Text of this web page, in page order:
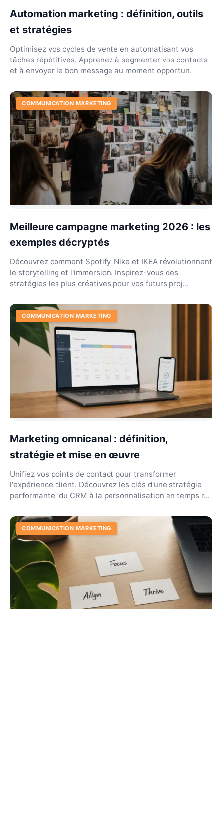
Automation marketing : définition, outils
et stratégies
Optimisez vos cycles de vente en automatisant vos
tâches répétitives. Apprenez à segmenter vos contacts
et à envoyer le bon message au moment opportun.
COMMUNICATION MARKETING
Meilleure campagne marketing 2026 : les
exemples décryptés
Découvrez comment Spotify, Nike et IKEA révolutionnent
le storytelling et l'immersion. Inspirez-vous des
stratégies les plus créatives pour vos futurs proj...
COMMUNICATION MARKETING
Marketing omnicanal : définition,
stratégie et mise en œuvre
Unifiez vos points de contact pour transformer
l'expérience client. Découvrez les clés d'une stratégie
performante, du CRM à la personnalisation en temps r...
COMMUNICATION MARKETING